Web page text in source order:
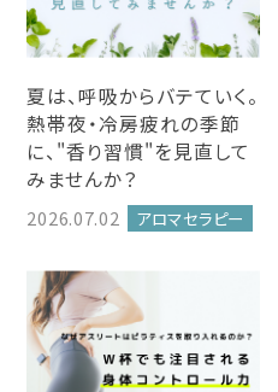
夏は、呼吸からバテていく。
熱帯夜・冷房疲れの季節
に、"香り習慣"を見直して
みませんか？
2026.07.02 アロマセラピー